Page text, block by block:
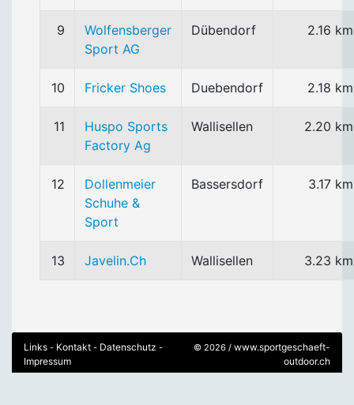
9
Wolfensberger
Sport AG
Dübendorf 2.16 km
10 Fricker Shoes Duebendorf 2.18 km
11
Huspo Sports
Factory Ag
Wallisellen 2.20 km
12
Dollenmeier
Schuhe &
Sport
Bassersdorf 3.17 km
13 Javelin.Ch Wallisellen 3.23 km
Links - Kontakt - Datenschutz -
Impressum
© 2026 / www.sportgeschaeft-
outdoor.ch